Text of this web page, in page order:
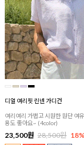
디얼 여리핏 린넨 가디건
여리여리 가볍고 시원한 원단 여
용도 좋아요~ (4color)
23,500원 28,500원 18%